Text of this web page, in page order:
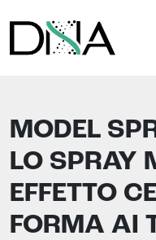
MODEL
LO SPRAY
EFFETTO
FORMA AI